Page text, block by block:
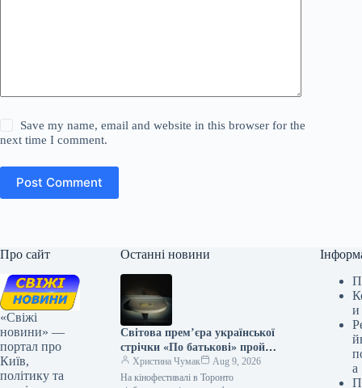
Save my name, email and website in this browser for the
next time I comment.
Post Comment
Про сайт
«Свіжі
новини» —
портал про
Київ,
політику та
Останні новини
Світова прем’єра української
стрічки «По батькові» пройде
на кінофестивалі в Торонто
Христина Чумак
Aug 9, 2026
На кінофестивалі в Торонто
и
а